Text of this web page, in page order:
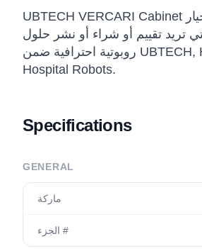
UBTECH VERCARI Cabinet روبوت توصيل خيار
تريد تقييم أو شراء أو نشر حلول
روبوتية احترافية ضمن UBTECH, Healthcare,
Hospital Robots.
Specifications
GENERAL
ماركة
الجزء #